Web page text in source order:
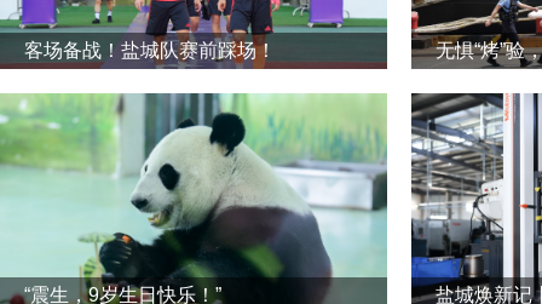
客场备战！盐城队赛前踩场！ 无惧“烤”验
“震生，9岁生日快乐！”